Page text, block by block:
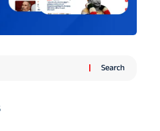
Search